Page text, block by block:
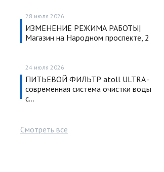
28 июля 2026
ИЗМЕНЕНИЕ РЕЖИМА РАБОТЫ|
Магазин на Народном проспекте, 2
24 июля 2026
ПИТЬЕВОЙ ФИЛЬТР atoll ULTRA -
современная система очистки воды
с…
Смотреть все